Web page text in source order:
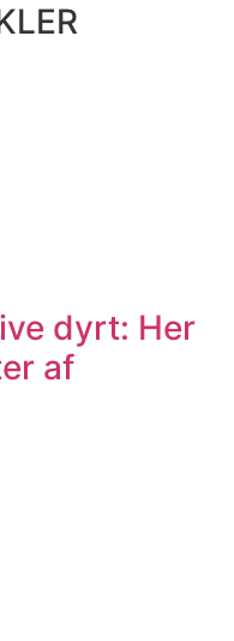
dyrt: Her
af